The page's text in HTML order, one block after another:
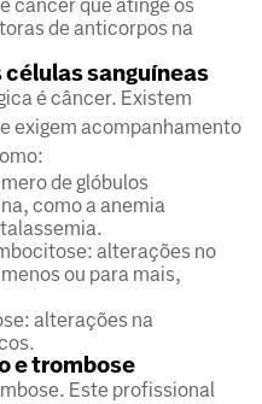
câncer que atinge os
de anticorpos na
sanguíneas
é câncer. Existem
exigem acompanhamento
de glóbulos
como a anemia
alterações no
ou para mais,
alterações na
e trombose
Este profissional